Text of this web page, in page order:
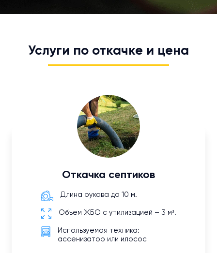
Услуги по откачке и цена
Откачка септиков
Длина рукава до 10 м.
Объем ЖБО с утилизацией – 3 м³.
Используемая техника:
ассенизатор или илосос